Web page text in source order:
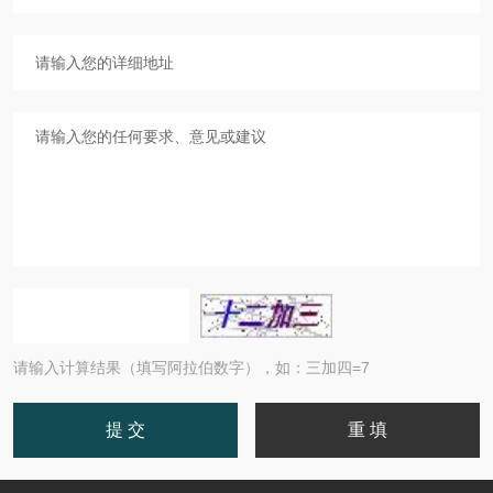
请输入计算结果（填写阿拉伯数字），如：三加四=7